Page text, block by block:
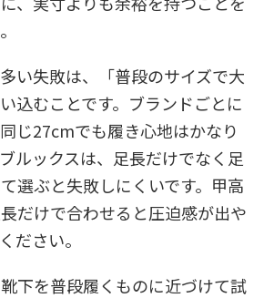
い失敗は、「普段のサイズで大
込むことです。ブランドごとに
じ27cmでも履き心地はかなり
ルックスは、足長だけでなく足
選ぶと失敗しにくいです。甲高
だけで合わせると圧迫感が出や
ださい。
下を普段履くものに近づけて試